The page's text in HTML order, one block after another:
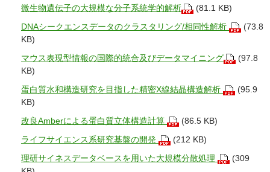
微生物遺伝子の大規模な分子系統学的解析
(81.1 KB)
DNAシークエンスデータのクラスタリング/相同性解析
(73.8
KB)
マウス表現型情報の国際的統合及びデータマイニング
(97.8
KB)
蛋白質水和構造研究を目指した精密X線結晶構造解析
(95.9
KB)
改良Amberによる蛋白質立体構造計算
(86.5 KB)
ライフサイエンス系研究基盤の開発
(212 KB)
理研サイネスデータベースを用いた大規模分散処理
(309